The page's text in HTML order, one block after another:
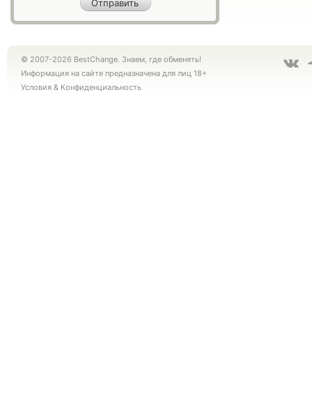
© 2007-2026 BestChange. Знаем, где обменять!
Информация на сайте предназначена для лиц 18+
Условия & Конфиденциальность